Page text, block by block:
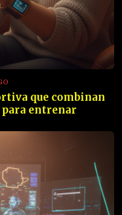
que combinan
entrenar